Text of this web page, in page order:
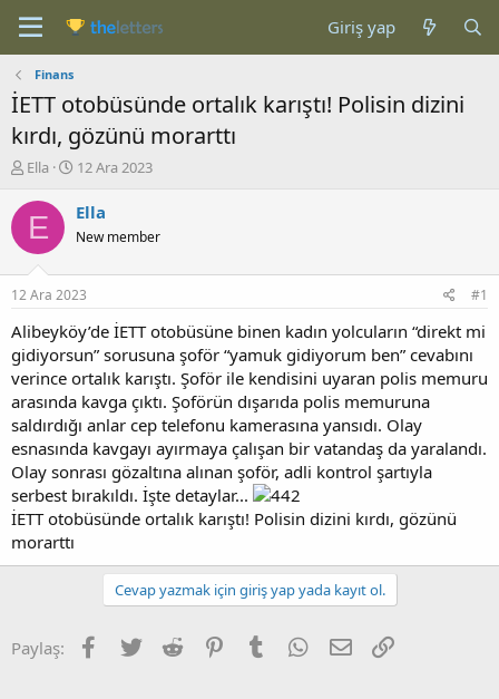
Giriş yap
Finans
İETT otobüsünde ortalık karıştı! Polisin dizini
kırdı, gözünü morarttı
K
n
b
u
u
b
a
l
a
t
a
n
Ella
B
ş
a
g
ı
ç
t
a
r
i
h
i
12 Ara 2023
E Ella
New member
12 Ara 2023 #1
Alibeyköy’de İETT otobüsüne binen kadın yolcuların “direkt mi
gidiyorsun” sorusuna şoför “yamuk gidiyorum ben” cevabını
verince ortalık karıştı. Şoför ile kendisini uyaran polis memuru
arasında kavga çıktı. Şoförün dışarıda polis memuruna
saldırdığı anlar cep telefonu kamerasına yansıdı. Olay
esnasında kavgayı ayırmaya çalışan bir vatandaş da yaralandı.
Olay sonrası gözaltına alınan şoför, adli kontrol şartıyla
serbest bırakıldı. İşte detaylar...
İETT otobüsünde ortalık karıştı! Polisin dizini kırdı, gözünü
morarttı
Cevap yazmak için giriş yap yada kayıt ol.
Paylaş: Facebook
Twitter Reddit PinterestTumblr WhatsApp
E-posta